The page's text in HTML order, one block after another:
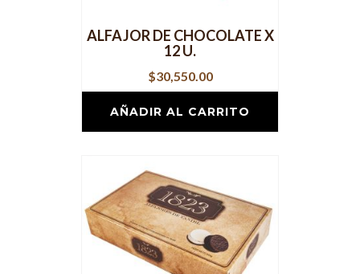
ALFAJOR DE CHOCOLATE X
12 U.
$30,550.00
AÑADIR AL CARRITO